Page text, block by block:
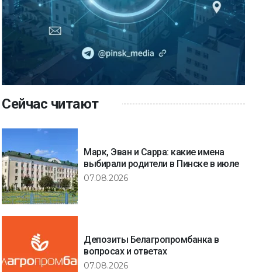
Сейчас читают
Марк, Эван и Сарра: какие имена
выбирали родители в Пинске в июле
07.08.2026
Депозиты Белагропромбанка в
вопросах и ответах
07.08.2026